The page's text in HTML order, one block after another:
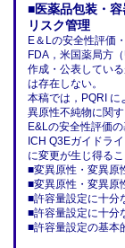
■医薬品包装・
リスク管理
E＆Lの安全性評価
FDA，米国薬局方
作成・公表してい
は存在しない。
本稿では，PQRI に
異原性不純物に関
E&Lの安全性評価
ICH Q3Eガイドラ
に変更が生じ得る
■変異原性・変異原
■変異原性・変異原
■許容量設定に十分
■許容量設定に十分
■許容量設定の基本